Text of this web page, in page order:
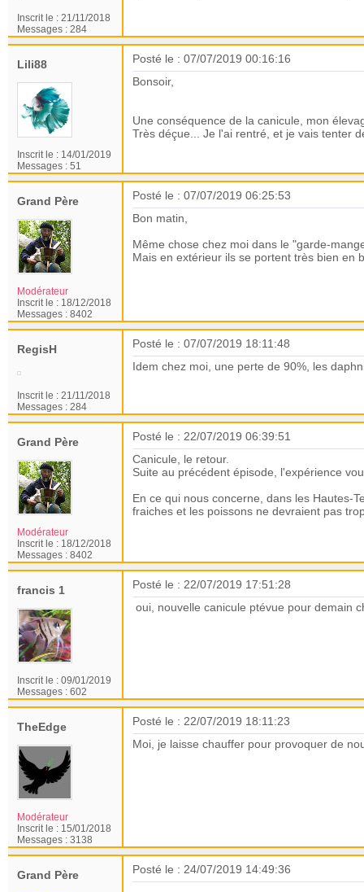
Inscrit le : 21/11/2018
Messages : 284
Lili88
Inscrit le : 14/01/2019
Messages : 51
Posté le : 07/07/2019 00:16:16
Bonsoir,
Une conséquence de la canicule, mon
Très déçue... Je l'ai rentré, et je vais tenter
Grand Père
Modérateur
Inscrit le : 18/12/2018
Messages : 8402
Posté le : 07/07/2019 06:25:53
Bon matin,
Même chose chez moi dans le "garde-
Mais en extérieur ils se portent très bien en
RegisH
Inscrit le : 21/11/2018
Messages : 284
Posté le : 07/07/2019 18:11:48
Idem chez moi, une perte de 90%, les
Grand Père
Modérateur
Inscrit le : 18/12/2018
Messages : 8402
Posté le : 22/07/2019 06:39:51
Canicule, le retour.
Suite au précédent épisode, l'expérience
En ce qui nous concerne, dans les Hautes-
fraiches et les poissons ne devraient pas
francis 1
Inscrit le : 09/01/2019
Messages : 602
Posté le : 22/07/2019 17:51:28
oui, nouvelle canicule ptévue pour demain
TheEdge
Modérateur
Inscrit le : 15/01/2018
Messages : 3138
Posté le : 22/07/2019 18:11:23
Moi, je laisse chauffer pour provoquer de
Grand Père Posté le : 24/07/2019 14:49:36